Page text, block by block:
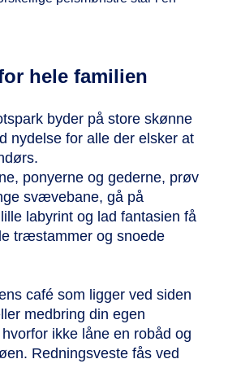
hele familien
byder på store skønne
nydelse for alle der elsker at
ponyerne og gederne, prøv
svævebane, gå på
labyrint og lad fantasien få
træstammer og snoede
café som ligger ved siden
medbring din egen
ikke låne en robåd og
Redningsveste fås ved